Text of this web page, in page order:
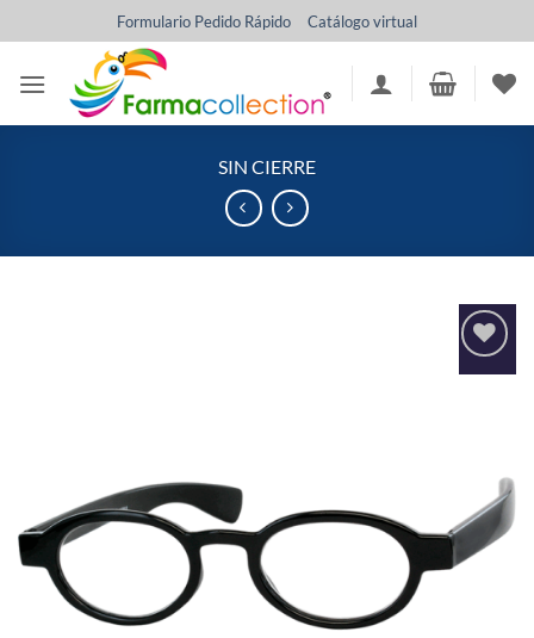
al
contenido
Formulario Pedido Rápido Catálogo virtual
SIN CIERRE
Añadir